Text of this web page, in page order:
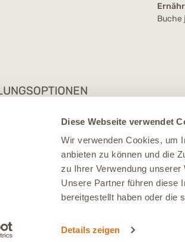
Diese Webseite verwendet
Wir verwenden Cookies, um
anbieten zu können und die
zu Ihrer Verwendung
Unsere Partner führen diese
bereitgestellt haben oder die
Details zeigen
Buche